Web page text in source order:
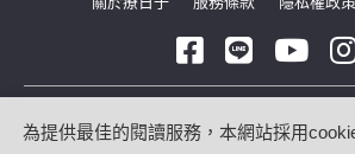
Copyright © 2026 療日子
為提供最佳的閱讀服務，本網站採用